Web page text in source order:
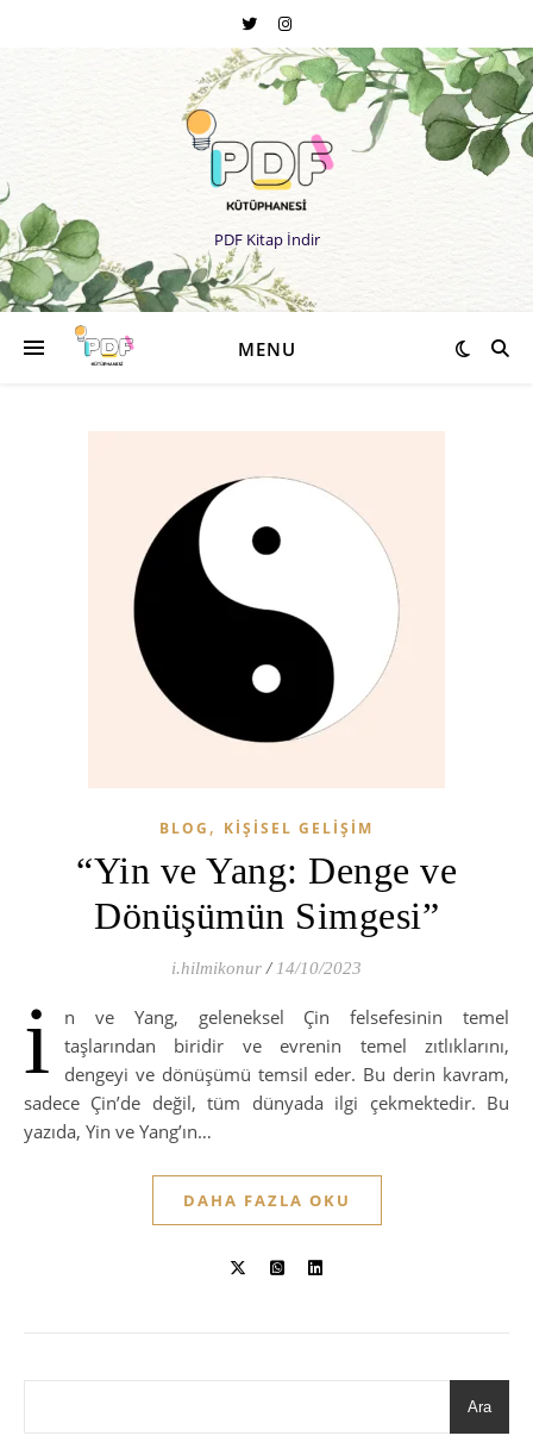
PDF Kitap İndir
MENU
BLOG , KIŞISEL GELIŞIM
“Yin ve Yang: Denge ve
Dönüşümün Simgesi”
i.hilmikonur / 14/10/2023
i
n ve Yang, geleneksel Çin felsefesinin temel
taşlarından biridir ve evrenin temel zıtlıklarını,
dengeyi ve dönüşümü temsil eder. Bu derin kavram,
sadece Çin’de değil, tüm dünyada ilgi çekmektedir. Bu
yazıda, Yin ve Yang’ın…
DAHA FAZLA OKU
Ara